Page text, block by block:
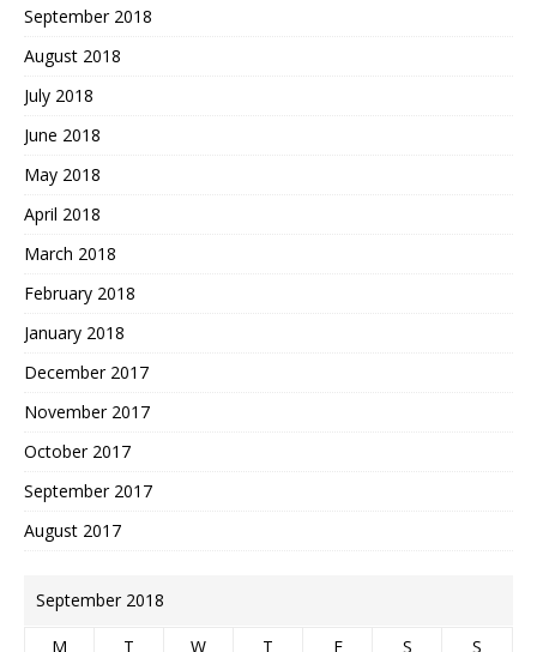
September 2018
August 2018
July 2018
June 2018
May 2018
April 2018
March 2018
February 2018
January 2018
December 2017
November 2017
October 2017
September 2017
August 2017
September 2018
M T W T F S S